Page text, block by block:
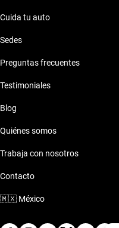
Cuida tu auto
Sedes
Preguntas frecuentes
Testimoniales
Blog
Quiénes somos
Trabaja con nosotros
Contacto
🇲🇽 México